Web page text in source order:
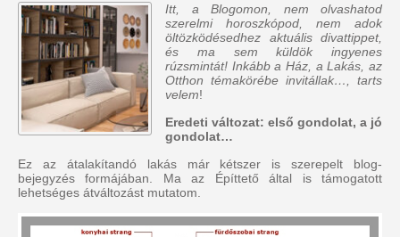
Itt, a Blogomon, nem olvashatod
szerelmi horoszkópod, nem adok
öltözködésedhez aktuális divattippet,
és ma sem küldök ingyenes
rúzsmintát! Inkább a Ház, a Lakás, az
Otthon témakörébe invitállak…, tarts
velem!
Eredeti változat: első gondolat, a jó
gondolat…
Ez az átalakítandó lakás már kétszer is szerepelt blog-
bejegyzés formájában. Ma az Építtető által is támogatott
lehetséges átváltozást mutatom.